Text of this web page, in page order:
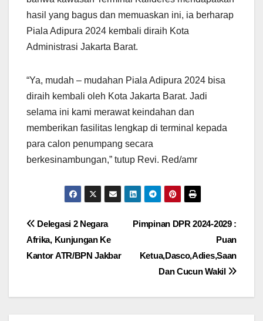
hasil yang bagus dan memuaskan ini, ia berharap
Piala Adipura 2024 kembali diraih Kota
Administrasi Jakarta Barat.
“Ya, mudah – mudahan Piala Adipura 2024 bisa
diraih kembali oleh Kota Jakarta Barat. Jadi
selama ini kami merawat keindahan dan
memberikan fasilitas lengkap di terminal kepada
para calon penumpang secara
berkesinambungan,” tutup Revi. Red/amr
Navigasi
pos
Pimpinan DPR 2024-2029 :
Puan
Ketua,Dasco,Adies,Saan
Dan Cucun Wakil
Delegasi 2 Negara
Afrika, Kunjungan Ke
Kantor ATR/BPN Jakbar